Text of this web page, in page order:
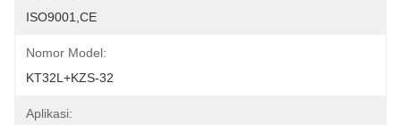
ISO9001,CE
Nomor Model:
KT32L+KZS-32
Aplikasi: